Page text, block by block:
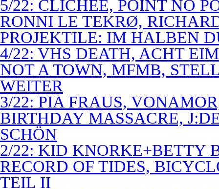
5/22: CLICHEE, POINT NO
RONNI LE TEKRØ,
PROJEKTILE: IM HALBEN
4/22: VHS DEATH, ACHT
NOT A TOWN, MFMB,
WEITER
3/22: PIA FRAUS,
BIRTHDAY MASSACRE,
SCHÖN
2/22: KID KNORKE+BETTY
RECORD OF TIDES,
TEIL II